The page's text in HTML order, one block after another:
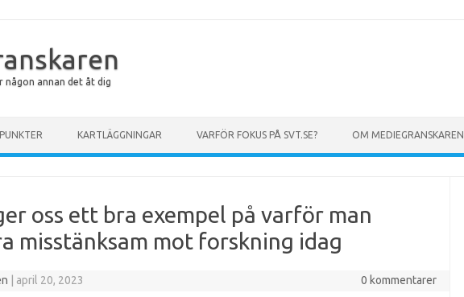
någon annan det åt dig
KARTLÄGGNINGAR VARFÖR FOKUS PÅ SVT.SE? OM MEDIEGRANSKAREN
oss ett bra exempel på varför man
misstänksam mot forskning idag
april 20, 2023 0 kommentarer